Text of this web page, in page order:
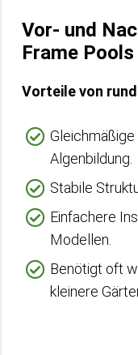
Vor- und
Frame Pools
Vorteile von
Algenbildung.
Stabile
Einfachere
Modellen.
Benötigt oft
kleinere